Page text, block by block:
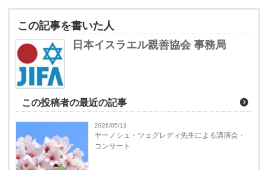
この記事を書いた人
日本イスラエル親善協会 事務局
この投稿者の最近の記事
2026/05/13
ヤーノシュ・ツェグレディ先生による講演会・
コンサート